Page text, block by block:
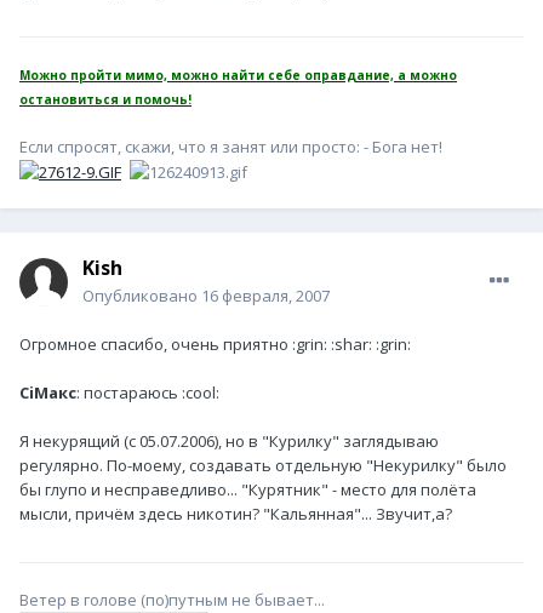
Можно пройти мимо, можно найти себе оправдание, а можно
остановиться и помочь!
Если спросят, скажи, что я занят или просто: - Бога нет!
Kish
Опубликовано 16 февраля, 2007
Огромное спасибо, очень приятно :grin: :shar: :grin:
CiМакс: постараюсь :cool:
Я некурящий (с 05.07.2006), но в "Курилку" заглядываю
регулярно. По-моему, создавать отдельную "Некурилку" было
бы глупо и несправедливо... "Курятник" - место для полёта
мысли, причём здесь никотин? "Кальянная"... Звучит,а?
Ветер в голове (по)путным не бывает...